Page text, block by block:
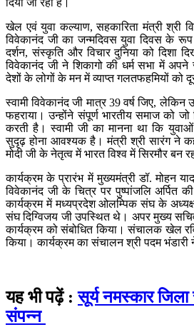
दिया जा रहा है।
खेल एवं युवा कल्याण, सहकारिता मंत्री श्री
विवेकानंद जी का जन्मदिवस युवा दिवस के रूप
दर्शन, संस्कृति और विचार दुनिया को दिशा
विवेकानंद जी ने शिकागो की धर्म सभा में
देशों के लोगों के मन में व्याप्त गलतफहमियों को
स्वामी विवेकानंद जी मात्र 39 वर्ष जिए, लेकिन
फहराया। उन्होंने संपूर्ण भारतीय समाज को जो
करती है। स्वामी जी का मानना था कि
सुदृढ़ होना आवश्यक है। मंत्री श्री सारंग ने
मोदी जी के नेतृत्व में भारत विश्व में सिरमौर बन
कार्यक्रम के प्रारंभ में मुख्यमंत्री डॉ. मोहन
विवेकानंद जी के चित्र पर पुष्पांजलि अर्पित
कार्यक्रम में मध्यप्रदेश ओलम्पिक संघ के
संघ दिग्विजय जी उपस्थित थे। अपर मुख्य सचिव
कार्यक्रम को संबोधित किया। संचालक खेल
किया। कार्यक्रम का संचालन श्री पदम भंडारी
यह भी पढ़ें :सूर्य नमस्कार
संपन्न